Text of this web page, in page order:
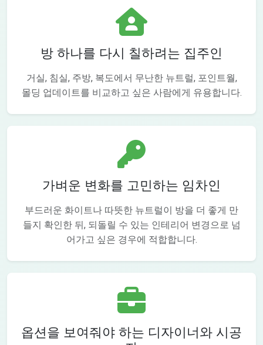
방 하나를 다시 칠하려는 집주인
거실, 침실, 주방, 복도에서 무난한 뉴트럴, 포인트월,
몰딩 업데이트를 비교하고 싶은 사람에게 유용합니다.
가벼운 변화를 고민하는 임차인
부드러운 화이트나 따뜻한 뉴트럴이 방을 더 좋게 만
들지 확인한 뒤, 되돌릴 수 있는 인테리어 변경으로 넘
어가고 싶은 경우에 적합합니다.
옵션을 보여줘야 하는 디자이너와 시공